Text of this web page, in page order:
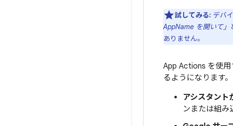
試してみる: デバ
AppName を開いて」
ありません。
App Actions を使
るようになります。
アシスタント
ンまたは組み